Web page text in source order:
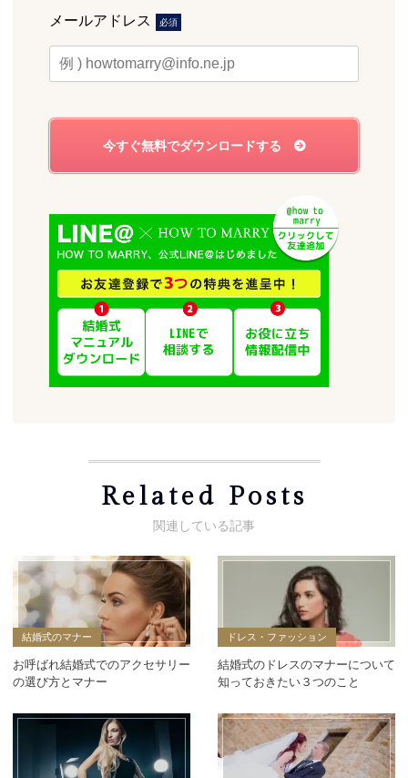
メールアドレス 必須
Related Posts
結婚式のマナー
お呼ばれ結婚式でのアクセサリー
の選び方とマナー
ドレス・ファッション
結婚式のドレスのマナーについて
知っておきたい３つのこと